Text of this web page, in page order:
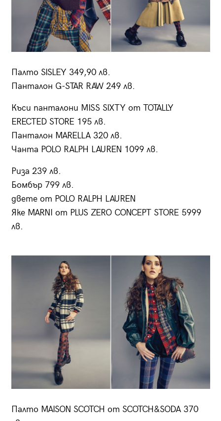
Палто SISLEY 349,90 лв.
Панталон G-STAR RAW 249 лв.
Къси панталони MISS SIXTY от TOTALLY
ERECTED STORE 195 лв.
Панталон MARELLA 320 лв.
Чанта POLO RALPH LAUREN 1099 лв.
Риза 239 лв.
Бомбър 799 лв.
двете от POLO RALPH LAUREN
Яке MARNI от PLUS ZERO CONCEPT STORE 5999
лв.
Палто MAISON SCOTCH от SCOTCH&SODA 370